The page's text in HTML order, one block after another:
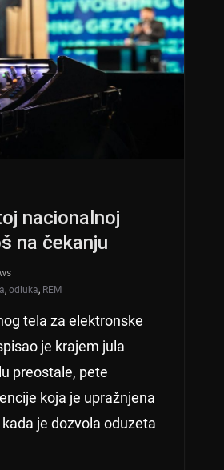
nacionalnoj
na čekanju
, odluka, REM
tela za elektronske
je krajem jula
preostale, pete
koja je upražnjena
je dozvola oduzeta